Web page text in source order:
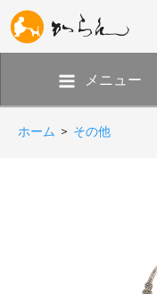
メニュー
ホーム > その他